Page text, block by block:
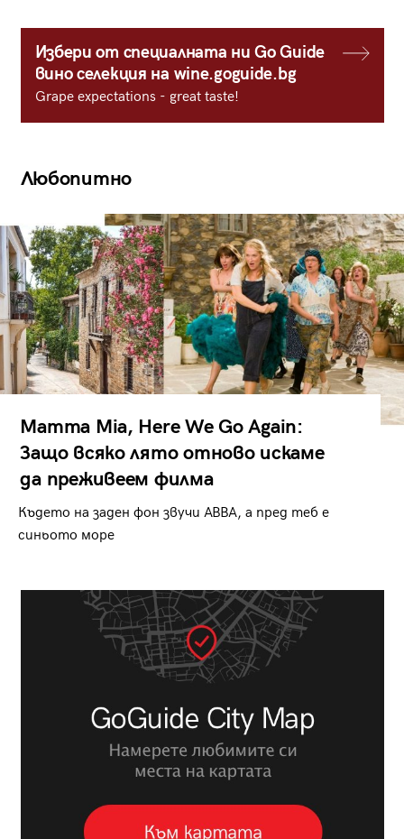
Избери от специалната ни Go Guide
вино селекция на wine.goguide.bg
Grape expectations - great taste!
Любопитно
Mamma Mia, Here We Go Again:
Защо всяко лято отново искаме
да преживеем филма
Където на заден фон звучи ABBA, а пред теб е
синьото море